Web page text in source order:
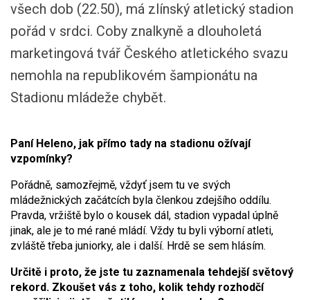
všech dob (22.50), má zlínský atletický stadion
pořád v srdci. Coby znalkyně a dlouholetá
marketingová tvář Českého atletického svazu
nemohla na republikovém šampionátu na
Stadionu mládeže chybět.
Paní Heleno, jak přímo tady na stadionu ožívají
vzpomínky?
Pořádně, samozřejmě, vždyť jsem tu ve svých
mládežnických začátcích byla členkou zdejšího oddílu.
Pravda, vržiště bylo o kousek dál, stadion vypadal úplně
jinak, ale je to mé rané mládí. Vždy tu byli výborní atleti,
zvláště třeba juniorky, ale i další. Hrdě se sem hlásím.
Určitě i proto, že jste tu zaznamenala tehdejší světový
rekord. Zkoušet vás z toho, kolik tehdy rozhodčí